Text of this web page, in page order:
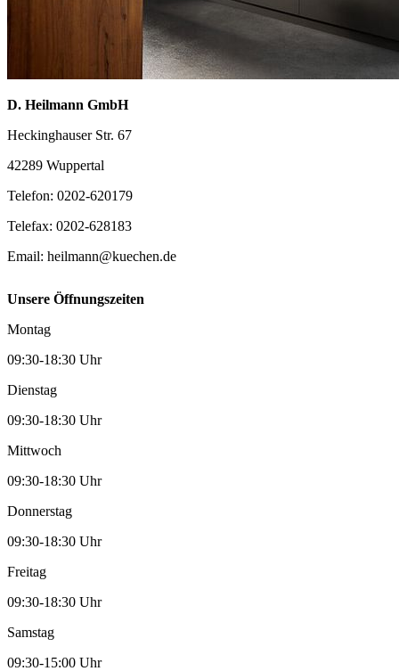
D. Heilmann GmbH
Heckinghauser Str. 67
42289 Wuppertal
Telefon: 0202-620179
Telefax: 0202-628183
Email: heilmann@kuechen.de
Unsere Öffnungszeiten
Montag
09:30-18:30 Uhr
Dienstag
09:30-18:30 Uhr
Mittwoch
09:30-18:30 Uhr
Donnerstag
09:30-18:30 Uhr
Freitag
09:30-18:30 Uhr
Samstag
09:30-15:00 Uhr